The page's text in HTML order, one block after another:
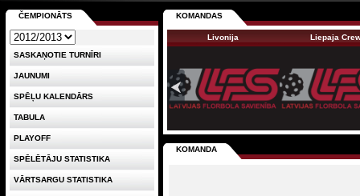
KOMANDAS
Livonija Liepaja
KOMANDA
ČEMPIONĀTS
SASKAŅOTIE TURNĪRI
JAUNUMI
SPĒĻU KALENDĀRS
TABULA
PLAYOFF
SPĒLĒTĀJU STATISTIKA
VĀRTSARGU STATISTIKA